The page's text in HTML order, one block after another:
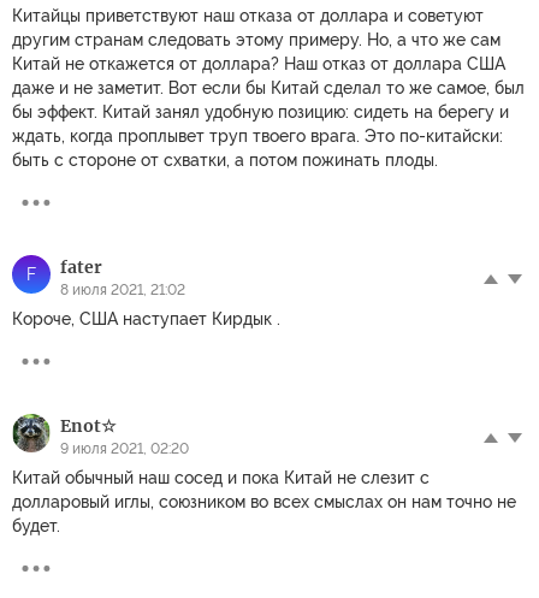
Китайцы приветствуют наш отказа от доллара и советуют
другим странам следовать этому примеру. Но, а что же сам
Китай не откажется от доллара? Наш отказ от доллара США
даже и не заметит. Вот если бы Китай сделал то же самое, был
бы эффект. Китай занял удобную позицию: сидеть на берегу и
ждать, когда проплывет труп твоего врага. Это по-китайски:
быть с стороне от схватки, а потом пожинать плоды.
F fater
8 июля 2021, 21:02
Короче, США наступает Кирдык .
Enot☆
9 июля 2021, 02:20
Китай обычный наш сосед и пока Китай не слезит с
долларовый иглы, союзником во всех смыслах он нам точно не
будет.